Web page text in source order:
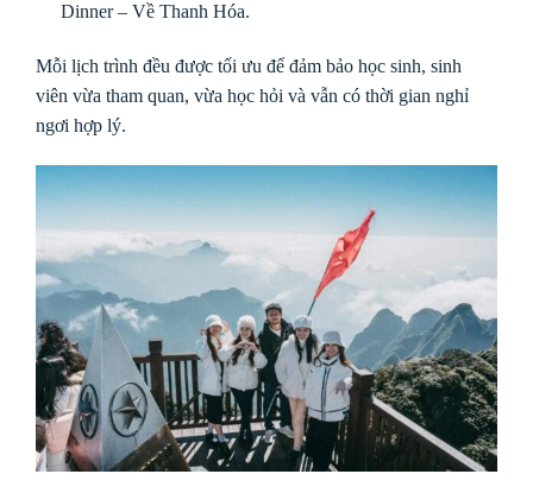
Dinner – Về Thanh Hóa.
Mỗi lịch trình đều được tối ưu để đảm bảo học sinh, sinh
viên vừa tham quan, vừa học hỏi và vẫn có thời gian nghỉ
ngơi hợp lý.